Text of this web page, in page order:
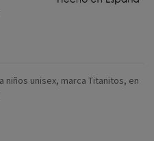
unisex, marca Titanitos, en